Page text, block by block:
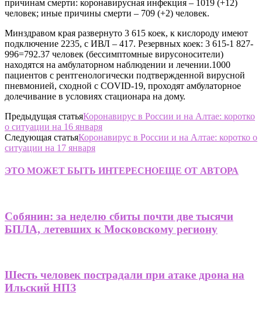
причинам смерти: коронавирусная инфекция – 1019 (+12)
человек; иные причины смерти – 709 (+2) человек.
Минздравом края развернуто 3 615 коек, к кислороду имеют
подключение 2235, с ИВЛ – 417. Резервных коек: 3 615-1 827-
996=792.37 человек (бессимптомные вирусоносители)
находятся на амбулаторном наблюдении и лечении.1000
пациентов с рентгенологически подтвержденной вирусной
пневмонией, сходной с COVID-19, проходят амбулаторное
долечивание в условиях стационара на дому.
Предыдущая статьяКоронавирус в России и на Алтае: коротко
о ситуации на 16 января
Следующая статьяКоронавирус в России и на Алтае: коротко о
ситуации на 17 января
ЭТО МОЖЕТ БЫТЬ ИНТЕРЕСНОЕЩЕ ОТ АВТОРА
Собянин: за неделю сбиты почти две тысячи
БПЛА, летевших к Московскому региону
Шесть человек пострадали при атаке дрона на
Ильский НПЗ